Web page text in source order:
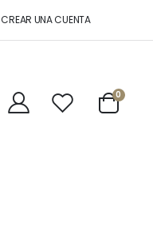
CREAR UNA CUENTA
Cart
0